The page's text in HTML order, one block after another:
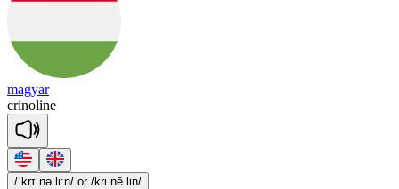
magyar
crinoline
/ˈkrɪ.nə.li:n/ or /kri.nē.lin/